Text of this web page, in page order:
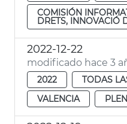
COMISIÓN
DRETS, INNOVACIÓ
2022-12-22
modificado hace 3
2022
TODAS
VALENCIA